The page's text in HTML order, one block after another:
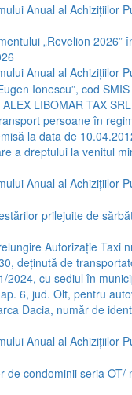
Anual al Achizițiilor
„Revelion 2026”
Anual al Achizițiilor
Ionescu”, cod
LIBOMAR TAX
persoane în
la data de
a dreptului la venitul
Anual al Achizițiilor
prilejuite de
Autorizație Taxi
deținută de
2024, cu sediul în
6, jud. Olt, pentru
Dacia, număr de
Anual al Achizițiilor
de condominii seria OT/